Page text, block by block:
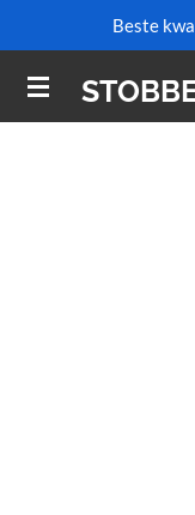
naar
de
Beste